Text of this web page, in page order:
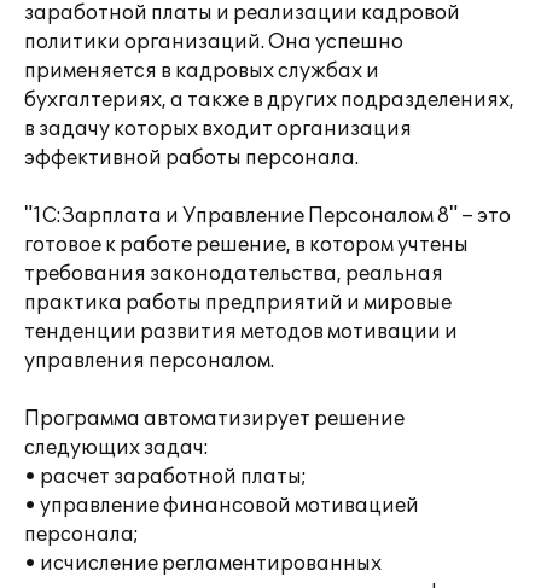
заработной платы и реализации кадровой
политики организаций. Она успешно
применяется в кадровых службах и
бухгалтериях, а также в других подразделениях,
в задачу которых входит организация
эффективной работы персонала.
"1С:Зарплата и Управление Персоналом 8" – это
готовое к работе решение, в котором учтены
требования законодательства, реальная
практика работы предприятий и мировые
тенденции развития методов мотивации и
управления персоналом.
Программа автоматизирует решение
следующих задач:
• расчет заработной платы;
• управление финансовой мотивацией
персонала;
• исчисление регламентированных